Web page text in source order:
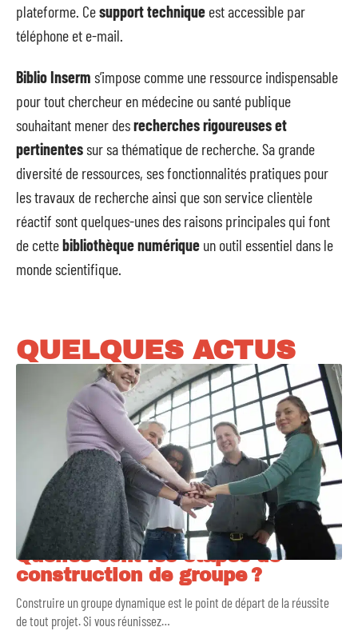
plateforme. Cesupport technique est accessible par
téléphone et e-mail.
Biblio Inserm s’impose comme une ressource indispensable
pour tout chercheur en médecine ou santé publique
souhaitant mener desrecherches rigoureuses et
pertinentessur sa thématique de recherche. Sa grande
diversité de ressources, ses fonctionnalités pratiques pour
les travaux de recherche ainsi que son service clientèle
réactif sont quelques-unes des raisons principales qui font
de cettebibliothèque numérique un outil essentiel dans le
monde scientifique.
QUELQUES ACTUS
Quelles sont les étapes de
construction de groupe ?
Construire un groupe dynamique est le point de départ de la réussite
de tout projet. Si vous réunissez…